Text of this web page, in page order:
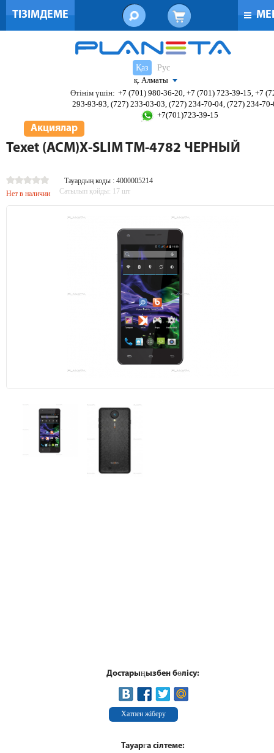
ТІЗІМДЕМЕ
Қаз
Рус
қ. Алматы
Өтінім үшін: +7 (701) 980-36-20, +7 (701) 723-39-15, +7
293-93-93, (727) 233-03-03, (727) 234-70-04, (727) 234-
+7(701)723-39-15
Акциялар
Texet (ACM)X-SLIM TM-4782 ЧЕРНЫЙ
Тауардың коды : 4000005214
Нет в наличии
Сатылып қойды: 17 шт
Достарыңызбен бөлісу:
Хатпен жіберу
Тауарға сілтеме: